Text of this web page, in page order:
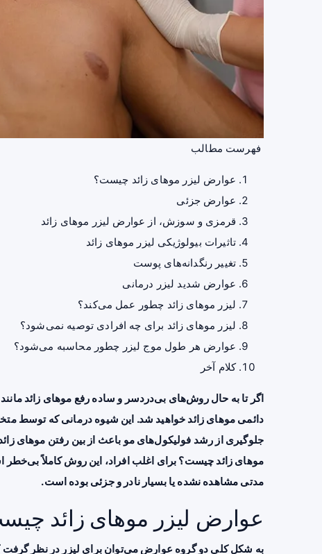
فهرست مطالب
عوارض لیزر موهای زائد چیست؟
عوارض جزئی
قرمزی و سوزش، از عوارض لیزر موهای زائد
تاثیرات بیولوژیکی لیزر موهای زائد
تغییر رنگدانه‌های پوست
عوارض شدید لیزر درمانی
لیزر موهای زائد چطور عمل می‌کند؟
لیزر موهای زائد برای چه افرادی توصیه نمی‌شود؟
عوارض هر طول موج لیزر چطور محاسبه می‌شود؟
کلام آخر
اگر تا به حال روش‌های بی‌دردسر و ساده رفع موهای زائد مانند
دائمی موهای زائد خواهید شد. این شیوه درمانی که توسط
جلوگیری از رشد فولیکول‌های مو باعث از بین رفتن موهای
موهای زائد چیست؟ برای اغلب افراد، این روش کاملاً
مدتی مشاهده نشده یا بسیار نادر و جزئی بوده است.
عوارض لیزر موهای زائد
به شکل کلی دو گروه عوارض می‌توان برای لیزر در نظر